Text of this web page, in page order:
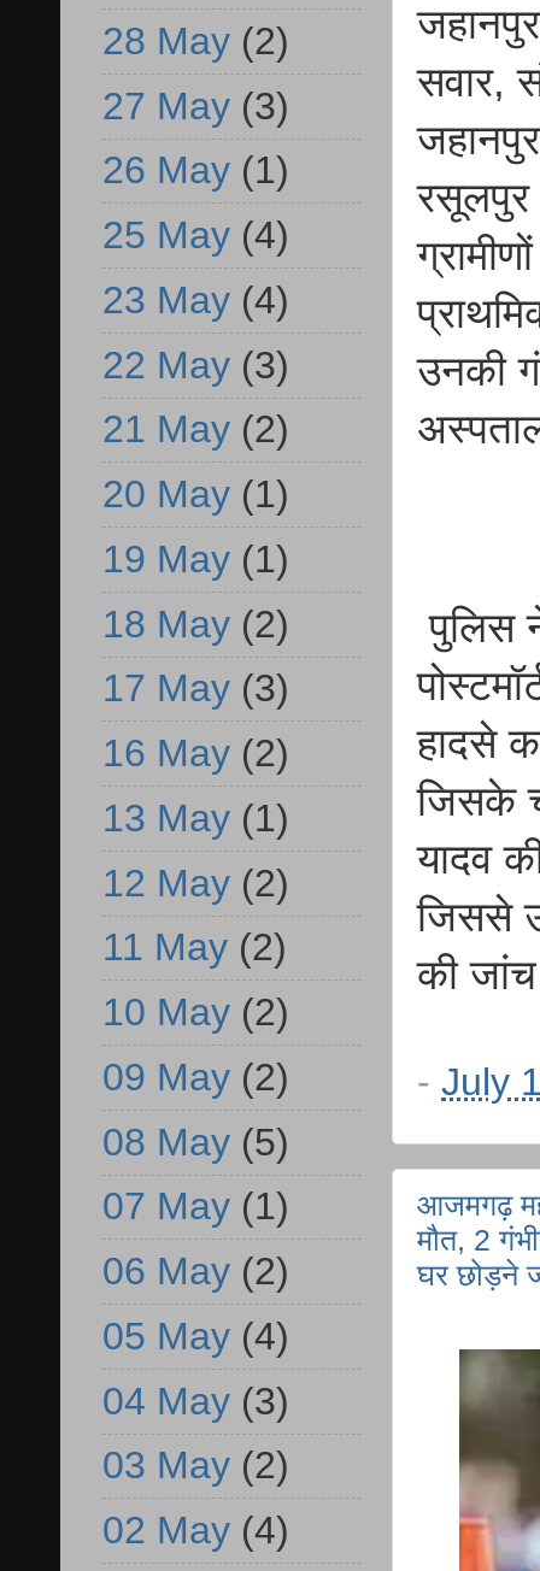
सवार,
रसूलपुर
उनकी
पुलिस
हादसे
जिसके
यादव
जिससे
की
- July
आजमगढ़
मौत, 2
घर छोड़ने
28 May (2)
27 May (3)
26 May (1)
25 May (4)
23 May (4)
22 May (3)
21 May (2)
20 May (1)
19 May (1)
18 May (2)
17 May (3)
16 May (2)
13 May (1)
12 May (2)
11 May (2)
10 May (2)
09 May (2)
08 May (5)
07 May (1)
06 May (2)
05 May (4)
04 May (3)
03 May (2)
02 May (4)